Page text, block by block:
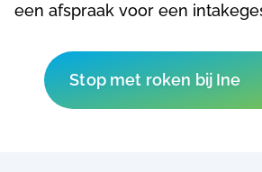
een afspraak voor een
Stop met roken bij Ine